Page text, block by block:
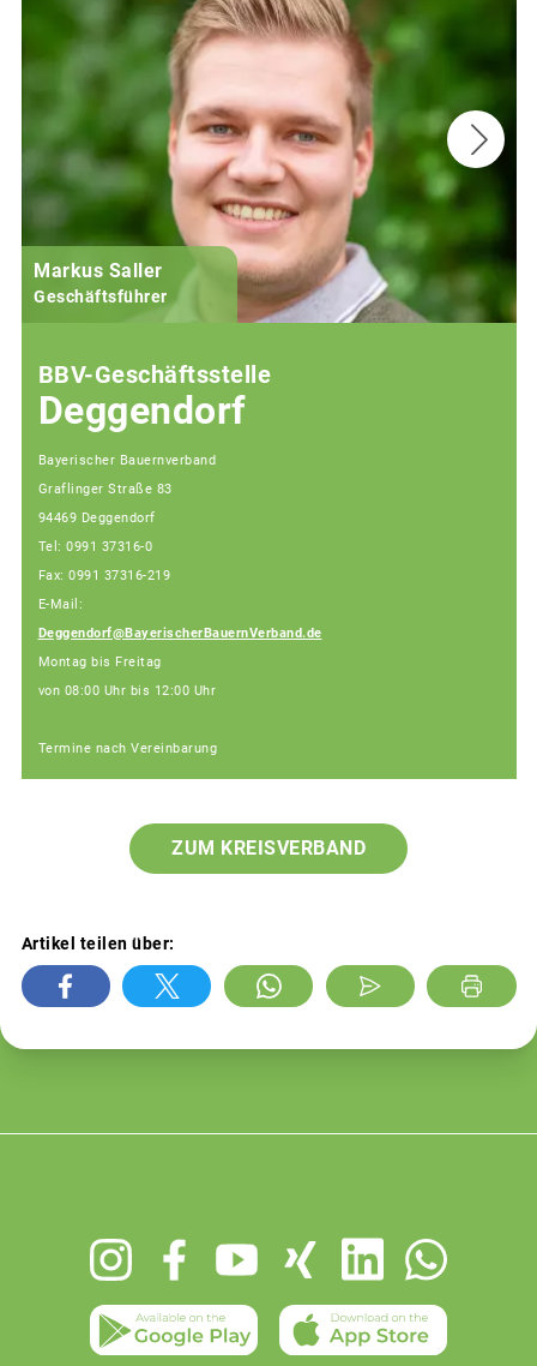
Markus Saller
Geschäftsführer
BBV-Geschäftsstelle
Deggendorf
Bayerischer Bauernverband
Graflinger Straße 83
94469 Deggendorf
Tel: 0991 37316-0
Fax: 0991 37316-219
E-Mail:
Deggendorf@BayerischerBauernVerband.de
Montag bis Freitag
von 08:00 Uhr bis 12:00 Uhr
Termine nach Vereinbarung
ZUM KREISVERBAND
Artikel teilen über: